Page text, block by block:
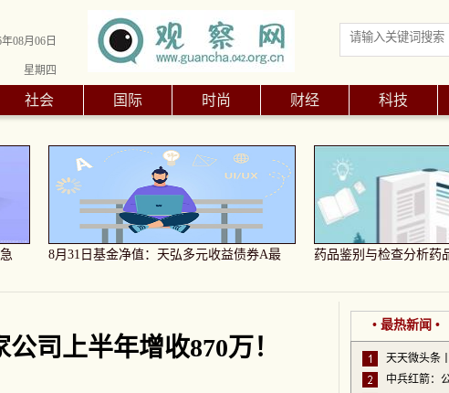
08月06日
星期四
社会 国际 时尚 财经 科技
8月31日基金净值：天弘多元收益债券A最 药品鉴别与检查分析药
司上半年增收870万！
• 最热新闻 •
天天微头条
中兵红箭：